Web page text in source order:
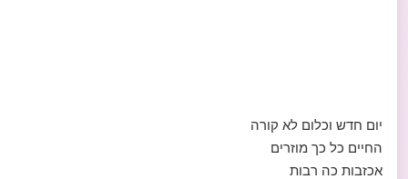
יום חדש וכלום לא קורה
החיים כל כך מוזרים
אכזבות כה רבות